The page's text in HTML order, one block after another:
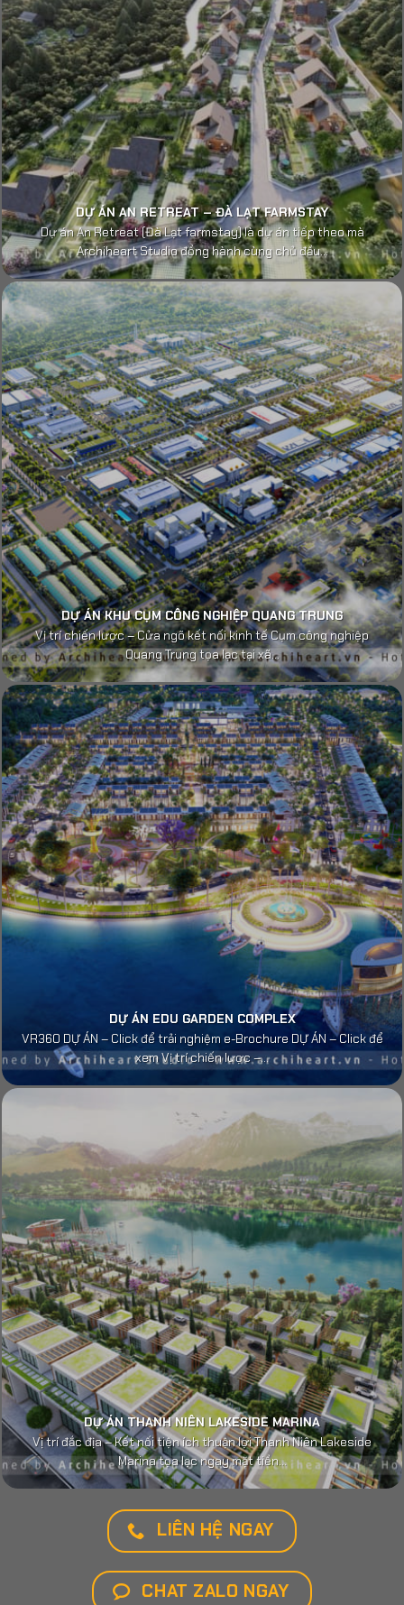
DỰ ÁN AN RETREAT – ĐÀ LẠT FARMSTAY
Dự án An Retreat (Đà Lạt farmstay) là dự án tiếp theo mà
Archiheart Studio đồng hành cùng chủ đầu...
DỰ ÁN KHU CỤM CÔNG NGHIỆP QUANG TRUNG
Vị trí chiến lược – Cửa ngõ kết nối kinh tế Cụm công nghiệp
Quang Trung tọa lạc tại xã...
DỰ ÁN EDU GARDEN COMPLEX
VR360 DỰ ÁN – Click để trải nghiệm e-Brochure DỰ ÁN – Click để
xem Vị trí chiến lược –...
DỰ ÁN THANH NIÊN LAKESIDE MARINA
Vị trí đắc địa – Kết nối tiện ích thuận lợi Thanh Niên Lakeside
Marina tọa lạc ngay mặt tiền...
LIÊN HỆ NGAY
CHAT ZALO NGAY